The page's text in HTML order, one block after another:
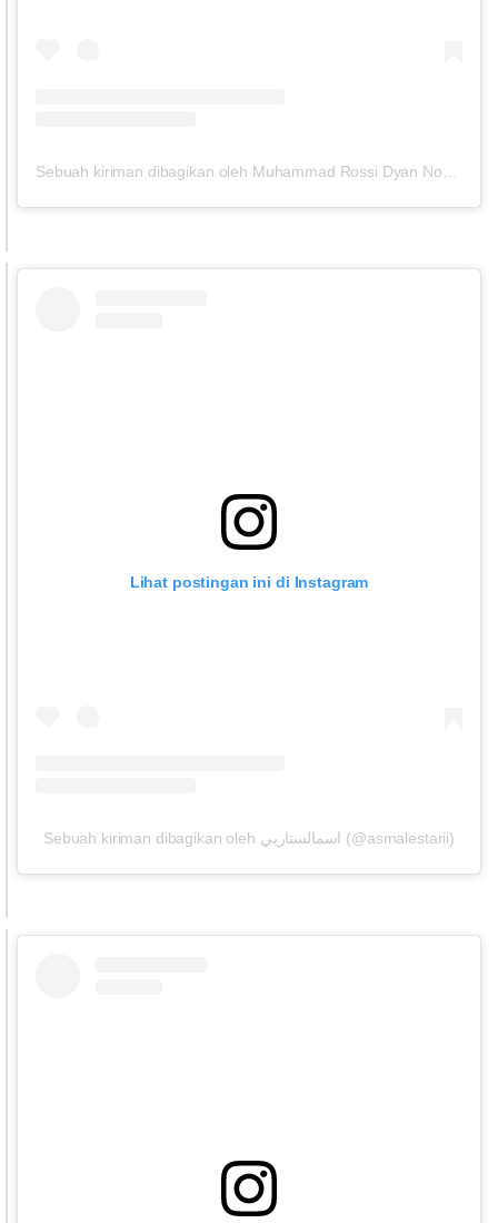
Lihat postingan ini di Instagram
Sebuah kiriman dibagikan oleh اسمالستاريي (@asmalestarii)